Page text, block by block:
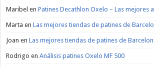
Maribel enPatines Decathlon Oxelo – Las mejores
Marta enLas mejores tiendas de patines de
Joan enLas mejores tiendas de patines de
Rodrigo enAnálisis patines Oxelo MF 500